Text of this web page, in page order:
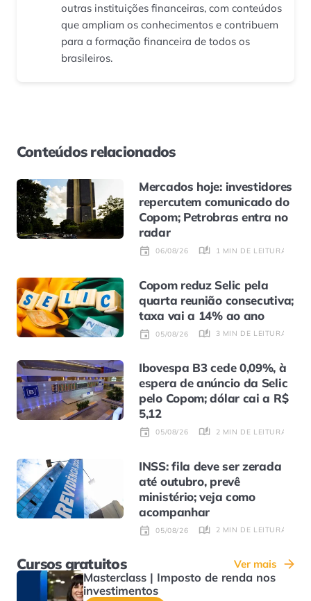
outras instituições financeiras, com conteúdos
que ampliam os conhecimentos e contribuem
para a formação financeira de todos os
brasileiros.
Conteúdos relacionados
Mercados hoje: investidores
repercutem comunicado do
Copom; Petrobras entra no
radar
06/08/26 1 MIN DE LEITURA
Copom reduz Selic pela
quarta reunião consecutiva;
taxa vai a 14% ao ano
05/08/26 3 MIN DE LEITURA
Ibovespa B3 cede 0,09%, à
espera de anúncio da Selic
pelo Copom; dólar cai a R$
5,12
05/08/26 2 MIN DE LEITURA
INSS: fila deve ser zerada
até outubro, prevê
ministério; veja como
acompanhar
05/08/26 2 MIN DE LEITURA
Cursos gratuitos Ver mais
Masterclass | Imposto de renda nos
investimentos